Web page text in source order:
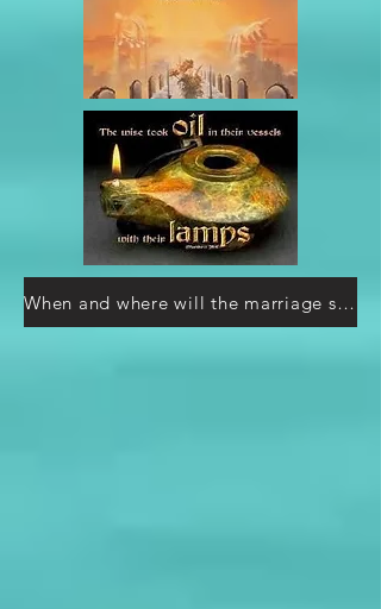
When and where will the marriage supper of the Lamb take place?